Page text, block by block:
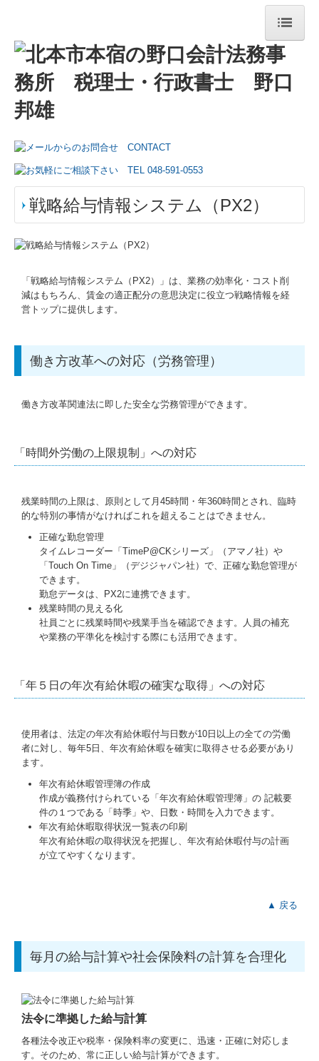
トップページ
事務所紹介
経営理念
交通案内
リンク集
業務案内
円満な相続・事業承継を支援
TKCシステムのご紹介
TKCシステムQ&A
建設業用会計情報DB
経営者お役立ち情報
経営改善オンデマンド講座
補助金・助成金・融資情報
共済制度
中小企業倒産防止共済制度
小規模企業共済制度
中小企業退職金共済制度
求人情報
戦略給与情報システム（PX2）
「戦略給与情報システム（PX2）」は、業務の効率化・コスト削
減はもちろん、賃金の適正配分の意思決定に役立つ戦略情報を経
営トップに提供します。
働き方改革への対応（労務管理）
働き方改革関連法に即した安全な労務管理ができます。
「時間外労働の上限規制」への対応
残業時間の上限は、原則として月45時間・年360時間とされ、臨時
的な特別の事情がなければこれを超えることはできません。
正確な勤怠管理
タイムレコーダー「TimeP@CKシリーズ」（アマノ社）や
「Touch On Time」（デジジャパン社）で、正確な勤怠管理が
できます。
勤怠データは、PX2に連携できます。
残業時間の見える化
社員ごとに残業時間や残業手当を確認できます。人員の補充
や業務の平準化を検討する際にも活用できます。
「年５日の年次有給休暇の確実な取得」への対応
使用者は、法定の年次有給休暇付与日数が10日以上の全ての労働
者に対し、毎年5日、年次有給休暇を確実に取得させる必要があり
ます。
年次有給休暇管理簿の作成
作成が義務付けられている「年次有給休暇管理簿」の 記載要
件の１つである「時季」や、日数・時間を入力できます。
年次有給休暇取得状況一覧表の印刷
年次有給休暇の取得状況を把握し、年次有給休暇付与の計画
が立てやすくなります。
▲ 戻る
毎月の給与計算や社会保険料の計算を合理化
法令に準拠した給与計算
各種法令改正や税率・保険料率の変更に、迅速・正確に対応しま
す。そのため、常に正しい給与計算ができます。